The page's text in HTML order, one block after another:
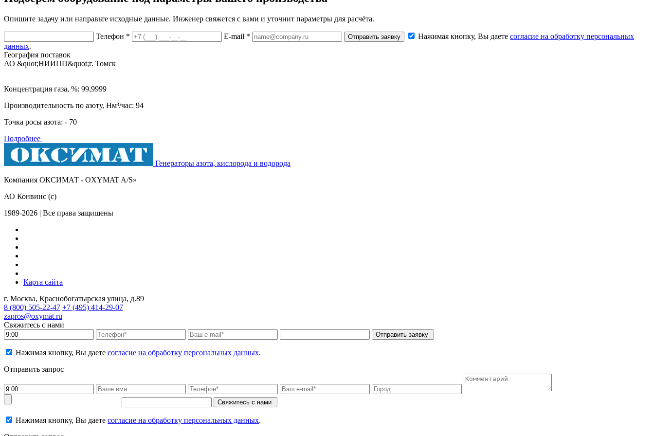
Опишите задачу или направьте исходные данные. Инженер свяжется с вами и уточнит параметры для расчёта.
Телефон * E-mail * Отправить заявку Нажимая кнопку, Вы даете согласие на обработку персональных
данных.
География поставок
АО &quot;НИИПП&quot;г. Томск
Концентрация газа, %: 99,9999
Производительность по азоту, Нм³/час: 94
Точка росы азота: - 70
Подробнее
Генераторы азота, кислорода и водорода
Компания ОКСИМАТ - OXYMAT A/S»
АО Конвинс (с)
1989-2026 | Все права защищены
Карта сайта
г. Москва, Краснобогатырская улица, д.89
8 (800) 505-22-47 +7 (495) 414-29-07
zapros@oxymat.ru
Свяжитесь с нами
Отправить заявку
Нажимая кнопку, Вы даете согласие на обработку персональных данных.
Отправить запрос
Свяжитесь с нами
Нажимая кнопку, Вы даете согласие на обработку персональных данных.